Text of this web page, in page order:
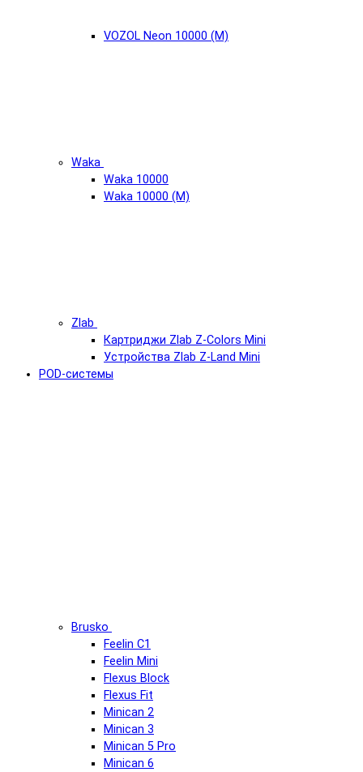
VOZOL Neon 10000 (М)
Waka
Waka 10000
Waka 10000 (М)
Zlab
Картриджи Zlab Z-Colors Mini
Устройства Zlab Z-Land Mini
POD-системы
Brusko
Feelin C1
Feelin Mini
Flexus Block
Flexus Fit
Minican 2
Minican 3
Minican 5 Pro
Minican 6